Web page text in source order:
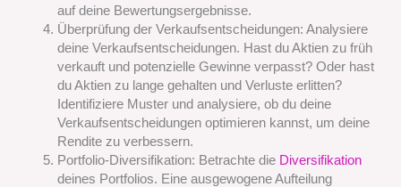
auf deine Bewertungsergebnisse.
Überprüfung der Verkaufsentscheidungen: Analysiere
deine Verkaufsentscheidungen. Hast du Aktien zu früh
verkauft und potenzielle Gewinne verpasst? Oder hast
du Aktien zu lange gehalten und Verluste erlitten?
Identifiziere Muster und analysiere, ob du deine
Verkaufsentscheidungen optimieren kannst, um deine
Rendite zu verbessern.
Portfolio-Diversifikation: Betrachte die Diversifikation
deines Portfolios. Eine ausgewogene Aufteilung